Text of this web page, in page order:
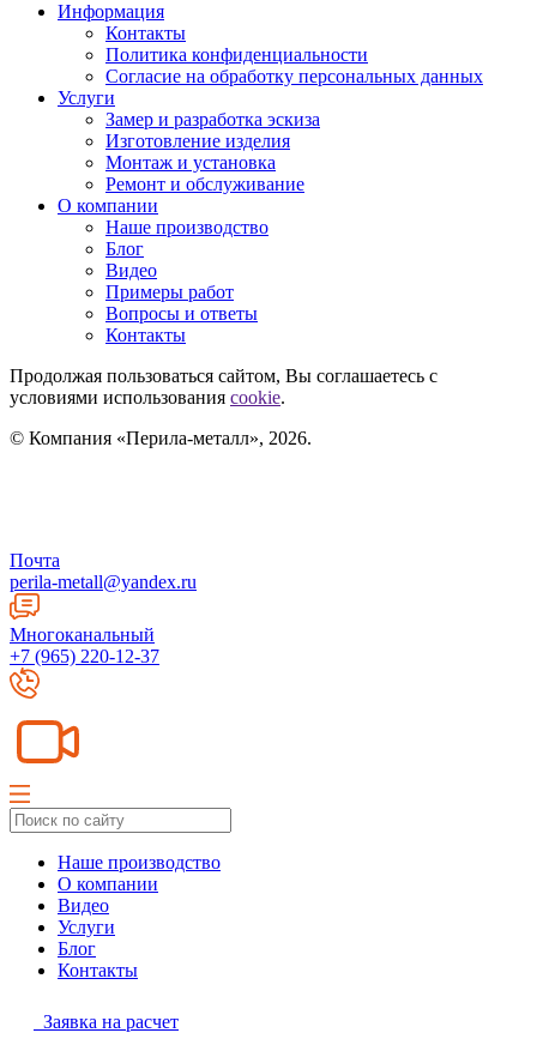
Информация
Контакты
Политика конфиденциальности
Согласие на обработку персональных данных
Услуги
Замер и разработка эскиза
Изготовление изделия
Монтаж и установка
Ремонт и обслуживание
О компании
Наше производство
Блог
Видео
Примеры работ
Вопросы и ответы
Контакты
Продолжая пользоваться сайтом, Вы соглашаетесь с
условиями использования cookie.
© Компания «Перила-металл», 2026.
Почта
perila-metall@yandex.ru
Многоканальный
+7 (965) 220-12-37
Наше производство
О компании
Видео
Услуги
Блог
Контакты
Заявка на расчет